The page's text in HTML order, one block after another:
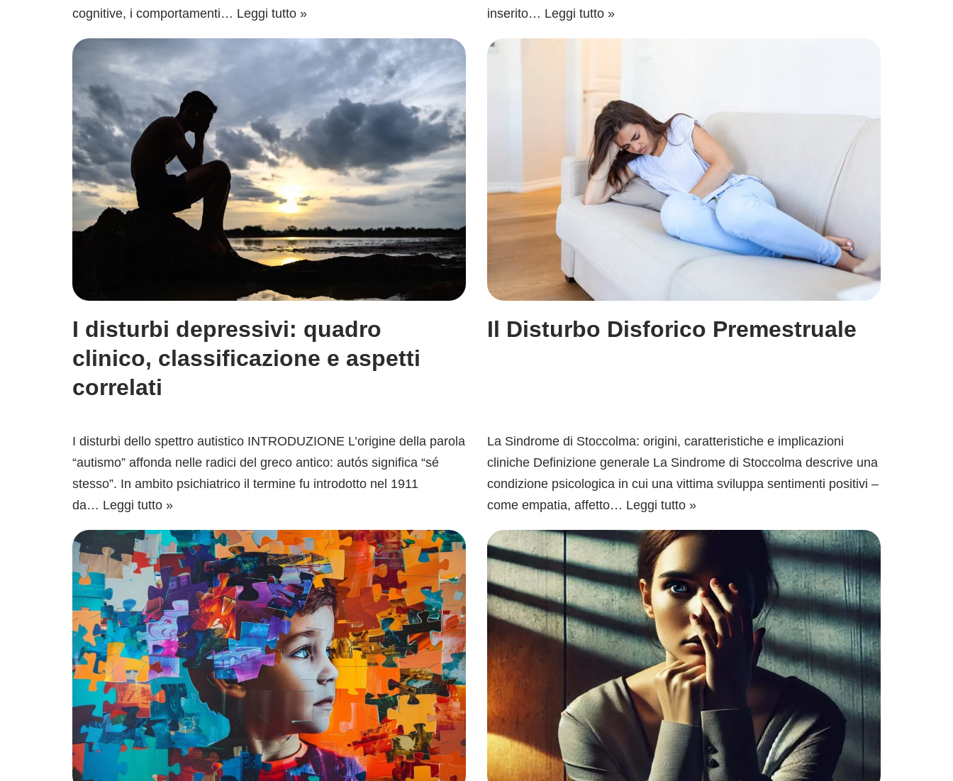
cognitive, i comportamenti… Leggi tutto »
I disturbi depressivi: quadro
clinico, classificazione e aspetti
correlati
inserito… Leggi tutto »
Il Disturbo Disforico Premestruale
I disturbi dello spettro autistico INTRODUZIONE L’origine della parola
“autismo” affonda nelle radici del greco antico: autós significa “sé
stesso”. In ambito psichiatrico il termine fu introdotto nel 1911
da… Leggi tutto »
La Sindrome di Stoccolma: origini, caratteristiche e implicazioni
cliniche Definizione generale La Sindrome di Stoccolma descrive una
condizione psicologica in cui una vittima sviluppa sentimenti positivi –
come empatia, affetto… Leggi tutto »